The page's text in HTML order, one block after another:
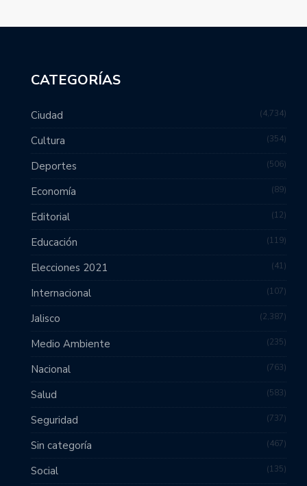
CATEGORÍAS
Ciudad 4,734
Cultura 354
Deportes 506
Economía 89
Editorial 12
Educación 119
Elecciones 2021 41
Internacional 107
Jalisco 2,387
Medio Ambiente 235
Nacional 763
Salud 583
Seguridad 737
Sin categoría 467
Social 135